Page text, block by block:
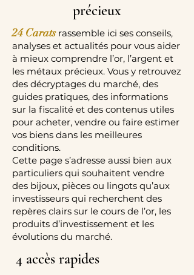
précieux
24 Caratsrassemble ici ses conseils,
analyses et actualités pour vous aider
à mieux comprendre l’or, l’argent et
les métaux précieux. Vous y retrouvez
des décryptages du marché, des
guides pratiques, des informations
sur la fiscalité et des contenus utiles
pour acheter, vendre ou faire estimer
vos biens dans les meilleures
conditions.
Cette page s’adresse aussi bien aux
particuliers qui souhaitent vendre
des bijoux, pièces ou lingots qu’aux
investisseurs qui recherchent des
repères clairs sur le cours de l’or, les
produits d’investissement et les
évolutions du marché.
4 accès rapides